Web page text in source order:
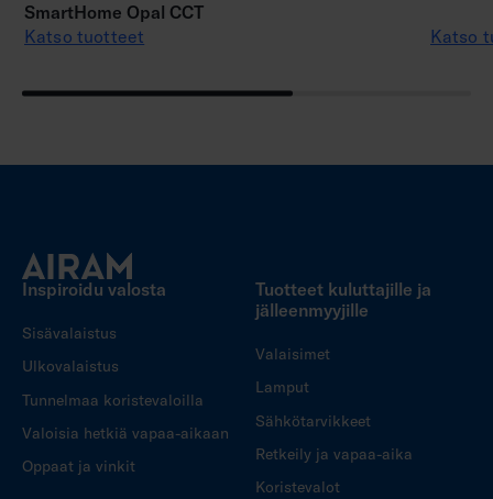
SmartHome Opal CCT
Katso tuotteet
Katso
Inspiroidu valosta
Sisävalaistus
Ulkovalaistus
Tunnelmaa koristevaloilla
Valoisia hetkiä vapaa-aikaan
Oppaat ja vinkit
Tuotteet kuluttajille ja
jälleenmyyjille
Valaisimet
Lamput
Sähkötarvikkeet
Retkeily ja vapaa-aika
Koristevalot